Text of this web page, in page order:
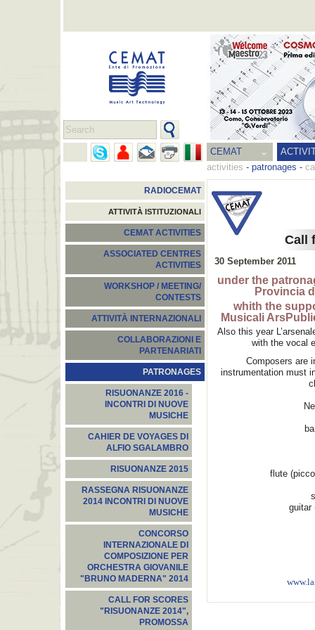
CEMAT
activities - patronages -
RADIOCEMAT
ATTIVITÀ ISTITUZIONALI
CEMAT ACTIVITIES
ASSOCIATED CENTRES
ACTIVITIES
WORKSHOP / MEETING/
CONTESTS
ATTIVITÀ INTERNAZIONALI
COLLABORAZIONI E
PARTENARIATI
PATRONAGES
RISUONANZE 2016 -
INCONTRI DI NUOVE
MUSICHE
CAHIER DE VOYAGES DI
ALFIO SGALAMBRO
RISUONANZE 2015
RASSEGNA RISUONANZE
2014 INCONTRI DI NUOVE
MUSICHE
CONCORSO
INTERNAZIONALE DI
COMPOSIZIONE PER
ORCHESTRA GIOVANILE
"BRUNO MADERNA" 2014
CALL FOR SCORES
"RISUONANZE 2014",
PROMOSSA
Call
30 September 2011
under the
Provincia
whith the
Musicali
Also this year
with the vocal
Composers are
instrumentation must
flute
guitar